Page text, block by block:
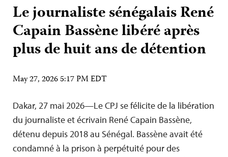
Le journaliste sénégalais René
Capain Bassène libéré après
plus de huit ans de détention
May 27, 2026 5:17 PM EDT
Dakar, 27 mai 2026—Le CPJ se félicite de la libération
du journaliste et écrivain René Capain Bassène,
détenu depuis 2018 au Sénégal. Bassène avait été
condamné à la prison à perpétuité pour des